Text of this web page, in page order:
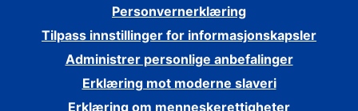
Personvernerklæring
Tilpass innstillinger for informasjonskapsler
Administrer personlige anbefalinger
Erklæring mot moderne slaveri
Erklæring om menneskerettigheter